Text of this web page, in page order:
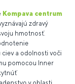
Kompava centrum
zdravý
hmotnosť.
a odolnosti voči
pomocou Inner